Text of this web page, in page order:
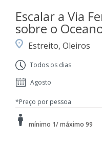
Escalar a Via
sobre o
Estreito, Oleiros
Todos os dias
Agosto
*Preço por pessoa
mínimo 1/ máximo 99